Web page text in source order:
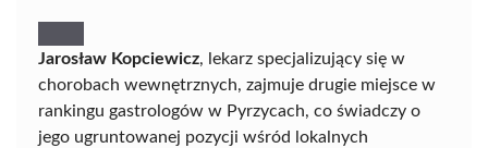
Jarosław Kopciewicz, lekarz specjalizujący się w
chorobach wewnętrznych, zajmuje drugie miejsce w
rankingu gastrologów w Pyrzycach, co świadczy o
jego ugruntowanej pozycji wśród lokalnych